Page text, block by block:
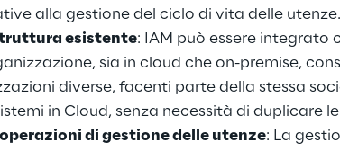
alla gestione del ciclo di vita delle utenze.
esistente: IAM può essere integrato
sia in cloud che on-premise,
diverse, facenti parte della stessa
in Cloud, senza necessità di duplicare
di gestione delle utenze: La